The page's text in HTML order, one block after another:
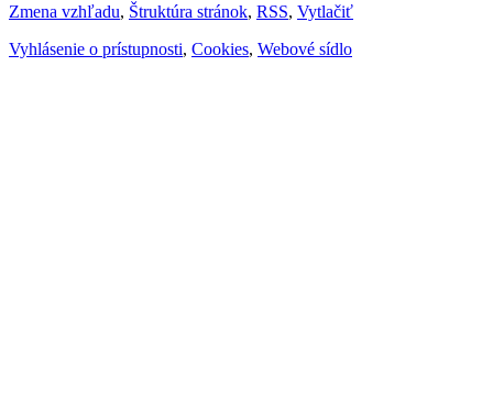
Zmena vzhľadu, Štruktúra stránok, RSS, Vytlačiť
Vyhlásenie o prístupnosti, Cookies, Webové sídlo